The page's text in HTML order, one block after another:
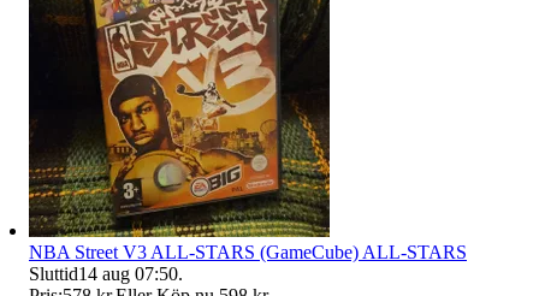
NBA Street V3 ALL-STARS (GameCube) ALL-STARS
Sluttid14 aug 07:50.